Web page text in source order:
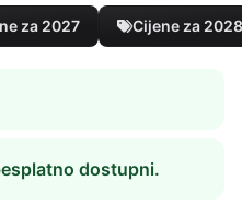
za 2027 Cijene za 2028
dostupni.